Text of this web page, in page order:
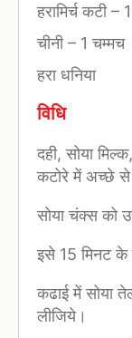
हरामिर्च कटी–
चीनी– 1 चम्मच
हरा धनिया
विधि
दही, सोया
कटोरे में अच्‍छे से
सोया चंक्‍स को
इसे 15 मिनट के
कढाई में सोया
लीजिये।